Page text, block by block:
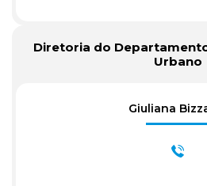
Diretoria do
Urbano
Giuliana